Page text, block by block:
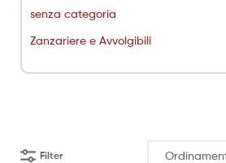
senza categoria
Zanzariere e Avvolgibili
Filter